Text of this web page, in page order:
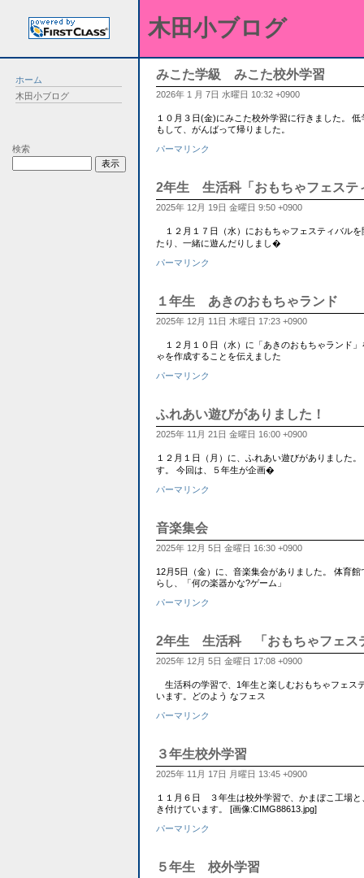
ホーム
木田小ブログ
検索
木田小ブログ
みこた学級 みこた校外学習
2026年 1 月 7日 水曜日 10:32 +0900
１０月３日(金)にみこた校外学習に行きました。
もして、がんばって帰りました。
パーマリンク
2年生 生活科「おもちゃフェステ
2025年 12月 19日 金曜日 9:50 +0900
１２月１７日（水）におもちゃフェスティバル
たり、一緒に遊んだりしまし�
パーマリンク
１年生 あきのおもちゃランド
2025年 12月 11日 木曜日 17:23 +0900
１２月１０日（水）に「あきのおもちゃランド
ゃを作成することを伝えました
パーマリンク
ふれあい遊びがありました！
2025年 11月 21日 金曜日 16:00 +0900
１２月１日（月）に、ふれあい遊びがありました
す。 今回は、５年生が企画�
パーマリンク
音楽集会
2025年 12月 5日 金曜日 16:30 +0900
12月5日（金）に、音楽集会がありました。 体育
らし、「何の楽器かな?ゲーム」
パーマリンク
2年生 生活科 「おもちゃフェス
2025年 12月 5日 金曜日 17:08 +0900
生活科の学習で、1年生と楽しむおもちゃフェス
います。どのよう なフェス
パーマリンク
３年生校外学習
2025年 11月 17日 月曜日 13:45 +0900
１１月６日 ３年生は校外学習で、かまぼこ工場
き付けています。 [画像:CIMG88613.jpg]
パーマリンク
５年生 校外学習